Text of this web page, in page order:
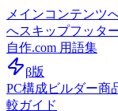
メインコンテンツ
へスキップフッタ
自作.com 用語集
β版
PC構成ビルダー商
較ガイド